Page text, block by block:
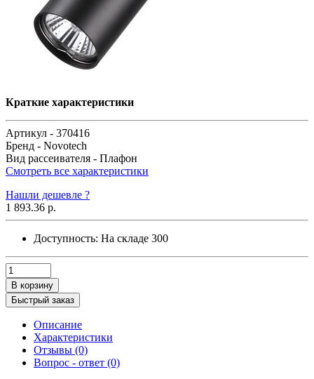
Краткие характеристики
Артикул - 370416
Бренд - Novotech
Вид рассеивателя - Плафон
Смотреть все характеристики
Нашли дешевле ?
1 893.36 р.
Доступность: На складе 300
В корзину
Быстрый заказ
Описание
Характеристики
Отзывы (0)
Вопрос - ответ (0)